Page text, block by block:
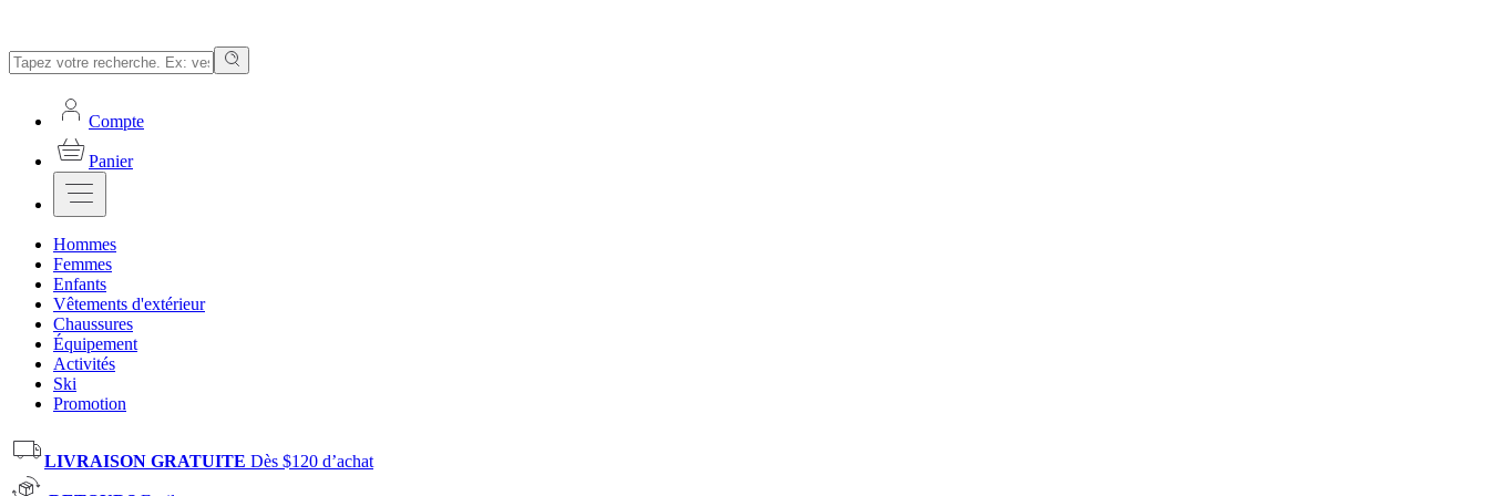
Compte
Panier
Hommes
Femmes
Enfants
Vêtements d'extérieur
Chaussures
Équipement
Activités
Ski
Promotion
LIVRAISON GRATUITE Dès $120 d’achat